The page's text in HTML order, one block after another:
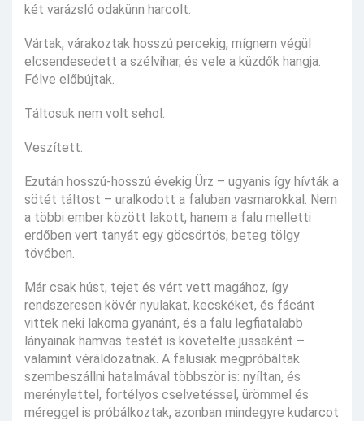
két varázsló odakünn harcolt.
Vártak, várakoztak hosszú percekig, mígnem végül
elcsendesedett a szélvihar, és vele a küzdők hangja.
Félve előbújtak.
Táltosuk nem volt sehol.
Veszített.
Ezután hosszú-hosszú évekig Ürz – ugyanis így hívták a
sötét táltost – uralkodott a faluban vasmarokkal. Nem
a többi ember között lakott, hanem a falu melletti
erdőben vert tanyát egy göcsörtös, beteg tölgy
tövében.
Már csak húst, tejet és vért vett magához, így
rendszeresen kövér nyulakat, kecskéket, és fácánt
vittek neki lakoma gyanánt, és a falu legfiatalabb
lányainak hamvas testét is követelte jussaként –
valamint véráldozatnak. A falusiak megpróbáltak
szembeszállni hatalmával többször is: nyíltan, és
merénylettel, fortélyos cselvetéssel, ürömmel és
méreggel is próbálkoztak, azonban mindegyre kudarcot